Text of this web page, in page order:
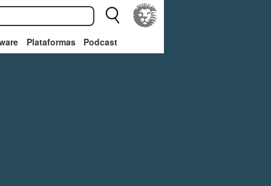
Plataformas Podcast